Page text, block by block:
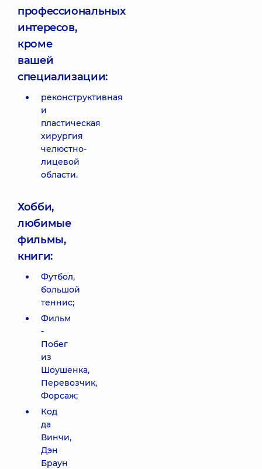
профессиональных
интересов,
кроме
вашей
специализации:
реконструктивная
и
пластическая
хирургия
челюстно-
лицевой
области.
Хобби,
любимые
фильмы,
книги:
Футбол,
большой
теннис;
Фильм
-
Побег
из
Шоушенка,
Перевозчик,
Форсаж;
Код
да
Винчи,
Дэн
Браун